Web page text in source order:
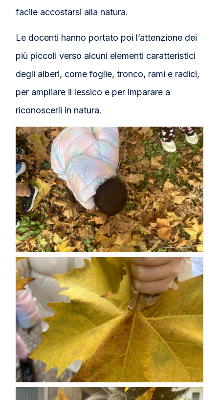
facile accostarsi alla natura.
Le docenti hanno portato poi l’attenzione dei
più piccoli verso alcuni elementi caratteristici
degli alberi, come foglie, tronco, rami e radici,
per ampliare il lessico e per imparare a
riconoscerli in natura.